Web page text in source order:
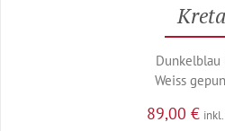
Kreta
Dunkelblau
Weiss
89,00 € inkl.